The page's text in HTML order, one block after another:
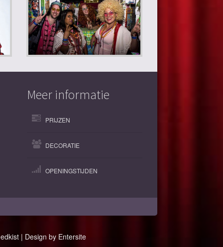
Meer informatie
PRIJZEN
DECORATIE
OPENINGSTIJDEN
| Design by Entersite